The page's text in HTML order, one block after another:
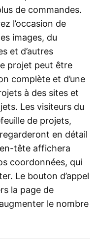
de commandes.
l’occasion de
images, du
et d’autres
projet peut être
complète et d’une
à des sites et
Les visiteurs du
de projets,
en détail
tête affichera
coordonnées, qui
Le bouton d’appel
la page de
le nombre